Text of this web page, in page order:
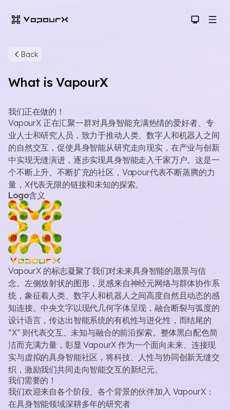
Dark
Back
What is VapourX
我们正在做的！
VapourX 正在汇聚一群对具身智能充满热情的爱好者、专
业人士和研究人员，致力于推动人类、数字人和机器人之间
的自然交互，促使具身智能从研究走向现实，在产业与创新
中实现无缝演进，逐步实现具身智能走入千家万户。这是一
个不断上升、不断扩充的社区，Vapour代表不断蒸腾的力
量，X代表无限的链接和未知的探索。
Logo含义
VapourX 的标志凝聚了我们对未来具身智能的愿景与信
念。左侧放射状的图形，灵感来自神经元网络与群体协作系
统，象征着人类、数字人和机器人之间高度自然且动态的感
知连接。中央文字以现代几何字体呈现，融合断裂与弧度的
设计语言，传达出智能系统的有机性与进化性，而结尾的
“X” 则代表交互、未知与融合的前沿探索。整体黑白配色简
洁而充满力量，彰显 VapourX 作为一个面向未来、连接现
实与虚拟的具身智能社区，将科技、人性与协同创新无缝交
织，激励我们共同走向智能交互的新纪元。
我们需要的！
我们欢迎来自各个阶段、各个背景的伙伴加入 VapourX：
在具身智能领域深耕多年的研究者